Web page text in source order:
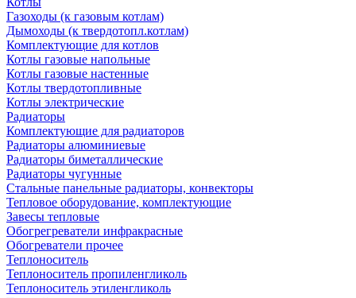
Газоходы (к газовым котлам)
Дымоходы (к твердотопл.котлам)
Комплектующие для котлов
Котлы газовые напольные
Котлы газовые настенные
Котлы твердотопливные
Котлы электрические
Радиаторы
Комплектующие для радиаторов
Радиаторы алюминиевые
Радиаторы биметаллические
Радиаторы чугунные
Стальные панельные радиаторы, конвекторы
Тепловое оборудование, комплектующие
Завесы тепловые
Обогрегреватели инфракрасные
Обогреватели прочее
Теплоноситель
Теплоноситель пропиленгликоль
Теплоноситель этиленгликоль